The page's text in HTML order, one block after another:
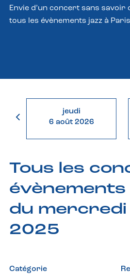
Envie d’un concert sans savoir
tous les évènements jazz à
jeudi
6 août 2026
Tous les
évènements
du mercredi
2025
Catégorie